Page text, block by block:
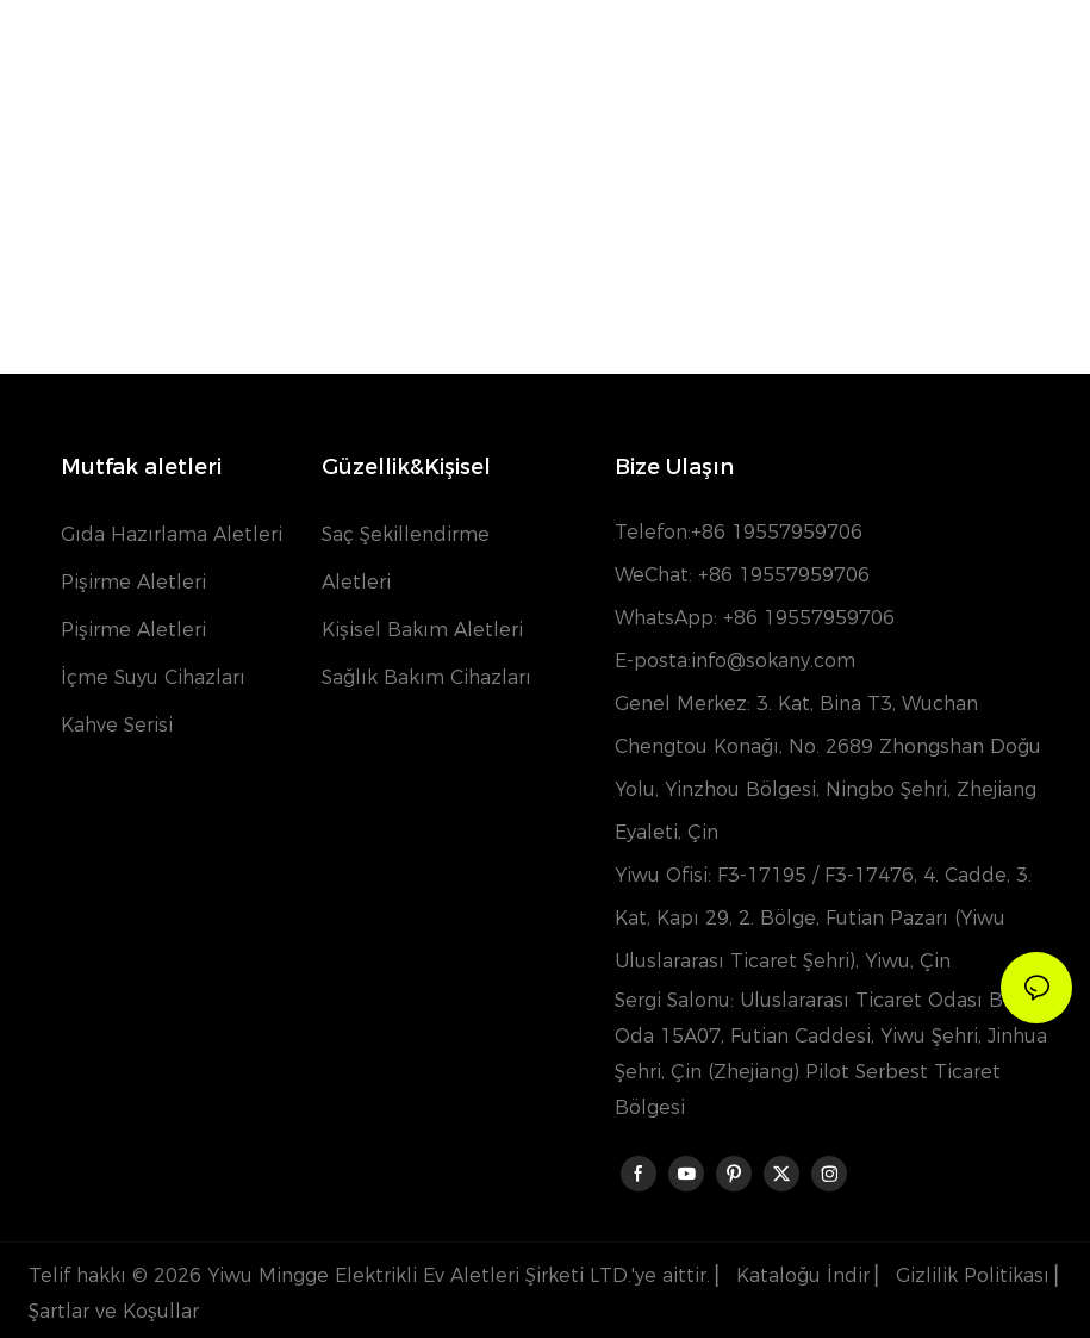
Mutfak aletleri
Gıda Hazırlama Aletleri
Pişirme Aletleri
Pişirme Aletleri
İçme Suyu Cihazları
Kahve Serisi
Güzellik&Kişisel
Saç Şekillendirme
Aletleri
Kişisel Bakım Aletleri
Sağlık Bakım Cihazları
Bize Ulaşın
Telefon:+86 19557959706
WeChat: +86 19557959706
WhatsApp: +86 19557959706
E-posta:info@sokany.com
Genel Merkez: 3. Kat, Bina T3, Wuchan
Chengtou Konağı, No. 2689 Zhongshan Doğu
Yolu, Yinzhou Bölgesi, Ningbo Şehri, Zhejiang
Eyaleti, Çin
Yiwu Ofisi: F3-17195 / F3-17476, 4. Cadde, 3.
Kat, Kapı 29, 2. Bölge, Futian Pazarı (Yiwu
Uluslararası Ticaret Şehri), Yiwu, Çin
Sergi Salonu: Uluslararası Ticaret Odası Binası,
Oda 15A07, Futian Caddesi, Yiwu Şehri, Jinhua
Şehri, Çin (Zhejiang) Pilot Serbest Ticaret
Bölgesi
Telif hakkı © 2026 Yiwu Mingge Elektrikli Ev Aletleri Şirketi LTD.'ye aittir. ▏ Kataloğu İndir Gizlilik Politikası
Şartlar ve Koşullar